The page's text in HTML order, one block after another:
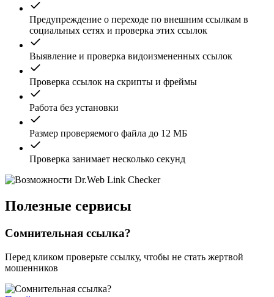
Предупреждение о переходе по внешним ссылкам в
социальных сетях и проверка этих ссылок
Выявление и проверка видоизмененных ссылок
Проверка ссылок на скрипты и фреймы
Работа без установки
Размер проверяемого файла до 12 МБ
Проверка занимает несколько секунд
Полезные сервисы
Сомнительная ссылка?
Перед кликом проверьте ссылку, чтобы не стать жертвой
мошенников